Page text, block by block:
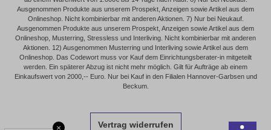
×
Ausgenommen Produkte aus unserem Prospekt, Anzeigen sowie Artikel aus dem
Onlineshop. Nicht kombinierbar mit anderen Aktionen. 7) Nur bei Neukauf.
Ausgenommen Produkte aus unserem Prospekt, Anzeigen sowie Artikel aus dem
Onlineshop, Musterring, Stressless und Interliving. Nicht kombinierbar mit anderen
Aktionen. 12) Ausgenommen Musterring und Interliving sowie Artikel aus dem
Onlineshop. Das Codewort muss vor Kauf dem Einrichtungsberater-in mitgeteilt
werden. Ein späterer Abzug ist nicht mehr möglich. Gilt für Aufträge ab einem
Einkaufswert von 2000,-- Euro. Nur bei Kauf in den Filialen Hannover-Garbsen und
Beckum.
Vertrag widerrufen